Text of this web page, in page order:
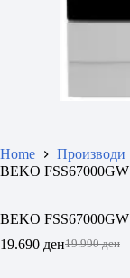
Home Производи
BEKO FSS67000GW
BEKO FSS67000GW
19.990ден
Original
19.690 денCurrent